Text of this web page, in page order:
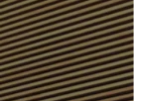
Kfz-Versicherung
Garantien
Wartungsverträge
Geschäftskunden
Professional Class
Großkunden
Behörden
Direktkunden